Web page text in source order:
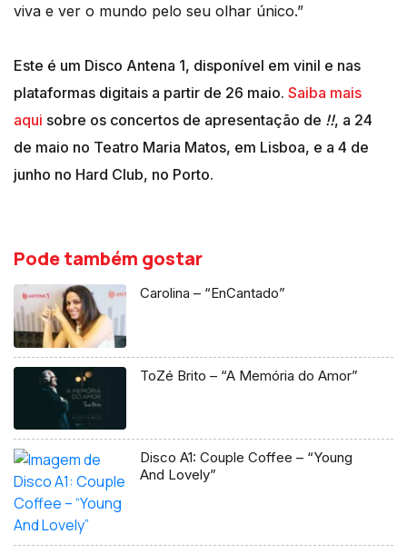
viva e ver o mundo pelo seu olhar único.”
Este é um Disco Antena 1, disponível em vinil e nas
plataformas digitais a partir de 26 maio. Saiba mais
aqui sobre os concertos de apresentação de !!, a 24
de maio no Teatro Maria Matos, em Lisboa, e a 4 de
junho no Hard Club, no Porto.
Pode também gostar
Carolina – “EnCantado”
ToZé Brito – “A Memória do Amor”
Disco A1: Couple Coffee – “Young
And Lovely”